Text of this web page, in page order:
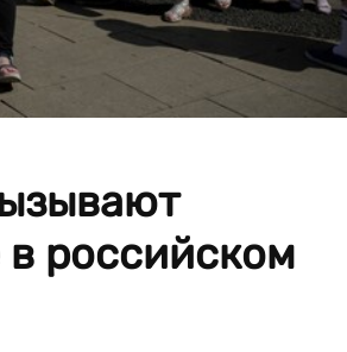
в российском